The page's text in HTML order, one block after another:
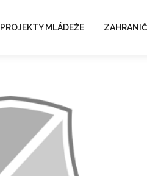
PROJEKTY MLÁDEŽE